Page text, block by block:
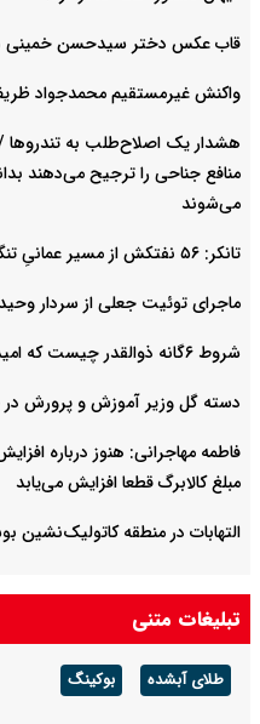
قاب عکس دختر سیدحسن خمینی
واکنش غیرمستقیم محمدجواد
هشدار یک اصلاح‌طلب به تندروها
منافع جناحی را ترجیح می‌دهند
می‌شوند
تانکر: ۵۶ نفتکش از مسیر عمانیِ تنگه هرمز خارج شدند + عکس
ماجرای توئیت جعلی از سردار
شروط ۶گانه ذوالقدر چیست که امید به توافق ایران و عمان را کاهش داد؟
دسته گل وزیر آموزش و پرورش
فاطمه مهاجرانی: هنوز درباره
مبلغ کالابرگ قطعا افزایش می‌یابد
التهابات در منطقه
تبلیغات متنی
طلای آبشده بوکینگ